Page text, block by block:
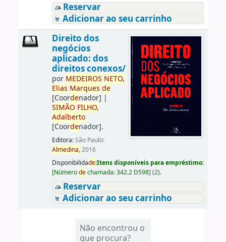
Reservar
Adicionar ao seu carrinho
Direito dos
negócios
aplicado: dos
direitos conexos/
por MEDEIROS NETO,
Elias Marques de
[Coordenador] |
SIMÃO FILHO,
Adalberto
[Coordenador].
Editora:São Paulo:
Almedina,2016
Disponibilidade:Itens disponíveis para empréstimo:
[Númerodechamada:342.2 D598] (2).
Reservar
Adicionar ao seu carrinho
Não encontrou o
que procura?